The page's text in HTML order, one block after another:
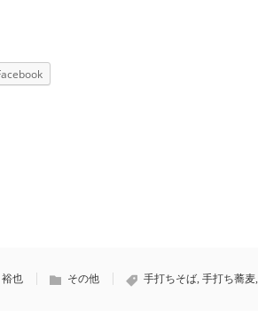
也 その他 手打ちそば, 手打ち蕎麦,